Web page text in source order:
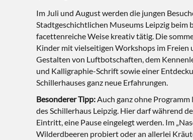
Im Juli und August werden die jungen
Stadtgeschichtlichen Museums Leipzig beim
facettenreiche Weise kreativ tätig. Die
Kinder mit vielseitigen Workshops im Freien
Gestalten von Luftbotschaften, dem
und Kalligraphie-Schrift sowie einer
Schillerhauses ganz neue Erfahrungen.
Besonderer Tipp:Auch ganz ohne
des Schillerhaus Leipzig. Hier darf während
Eintritt, eine Pause eingelegt werden. Im
Wilderdbeeren probiert oder an allerlei